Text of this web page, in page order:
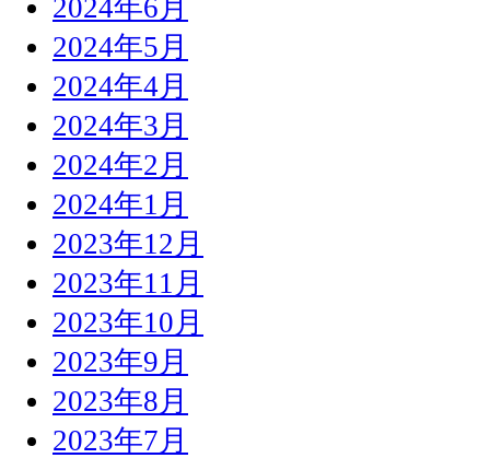
2024年6月
2024年5月
2024年4月
2024年3月
2024年2月
2024年1月
2023年12月
2023年11月
2023年10月
2023年9月
2023年8月
2023年7月